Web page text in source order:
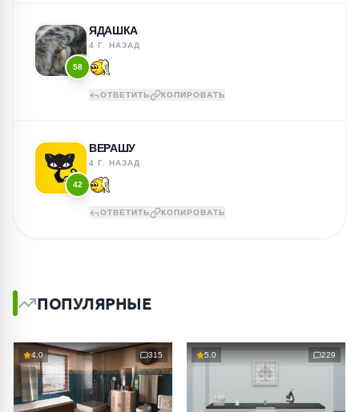
58
ЯДАШКА
4 Г. НАЗАД
ОТВЕТИТЬ КОПИРОВАТЬ
42
ВЕРАШУ
4 Г. НАЗАД
ОТВЕТИТЬ КОПИРОВАТЬ
ПОПУЛЯРНЫЕ
4.0 315 5.0 229